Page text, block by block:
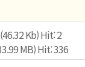
Kb) Hit: 2
MB) Hit: 336